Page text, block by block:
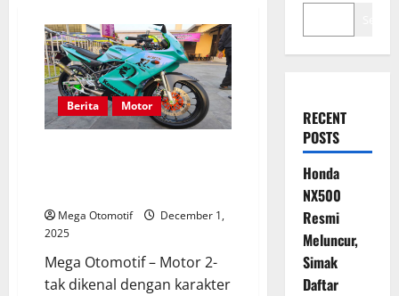
Berita Motor
Mega Otomotif
December 1,
2025
Mega Otomotif – Motor 2-
tak dikenal dengan karakter
RECENT
POSTS
Honda
NX500
Resmi
Meluncur,
Simak
Daftar